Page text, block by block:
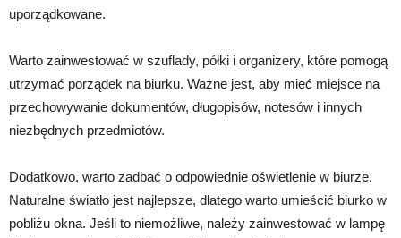
uporządkowane.
Warto zainwestować w szuflady, półki i organizery, które pomogą
utrzymać porządek na biurku. Ważne jest, aby mieć miejsce na
przechowywanie dokumentów, długopisów, notesów i innych
niezbędnych przedmiotów.
Dodatkowo, warto zadbać o odpowiednie oświetlenie w biurze.
Naturalne światło jest najlepsze, dlatego warto umieścić biurko w
pobliżu okna. Jeśli to niemożliwe, należy zainwestować w lampę